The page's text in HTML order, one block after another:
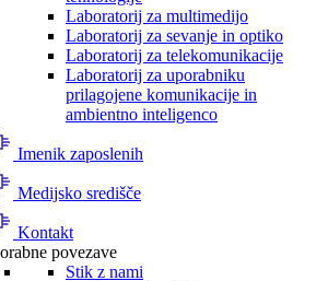
Laboratorij za multimedijo
Laboratorij za sevanje in optiko
Laboratorij za telekomunikacije
Laboratorij za uporabniku
prilagojene komunikacije in
ambientno inteligenco
Imenik zaposlenih
Medijsko središče
Kontakt
povezave
Stik z nami